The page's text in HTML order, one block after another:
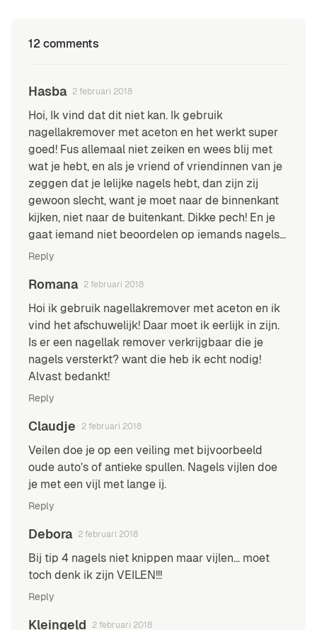
12 comments
Hasba 2 februari 2018
Hoi, Ik vind dat dit niet kan. Ik gebruik
nagellakremover met aceton en het werkt super
goed! Fus allemaal niet zeiken en wees blij met
wat je hebt, en als je vriend of vriendinnen van je
zeggen dat je lelijke nagels hebt, dan zijn zij
gewoon slecht, want je moet naar de binnenkant
kijken, niet naar de buitenkant. Dikke pech! En je
gaat iemand niet beoordelen op iemands nagels…
Reply
Romana 2 februari 2018
Hoi ik gebruik nagellakremover met aceton en ik
vind het afschuwelijk! Daar moet ik eerlijk in zijn.
Is er een nagellak remover verkrijgbaar die je
nagels versterkt? want die heb ik echt nodig!
Alvast bedankt!
Reply
Claudje 2 februari 2018
Veilen doe je op een veiling met bijvoorbeeld
oude auto’s of antieke spullen. Nagels vijlen doe
je met een vijl met lange ij.
Reply
Debora 2 februari 2018
Bij tip 4 nagels niet knippen maar vijlen… moet
toch denk ik zijn VEILEN!!!
Reply
Kleingeld 2 februari 2018